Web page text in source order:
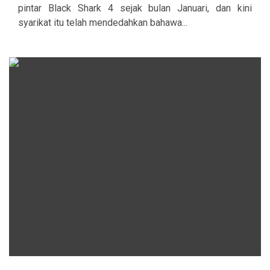
pintar Black Shark 4 sejak bulan Januari, dan kini
syarikat itu telah mendedahkan bahawa...